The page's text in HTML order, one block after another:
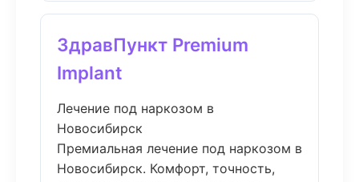
ЗдравПункт Premium
Implant
Лечение под наркозом в
Новосибирск
Премиальная лечение под наркозом в
Новосибирск. Комфорт, точность,